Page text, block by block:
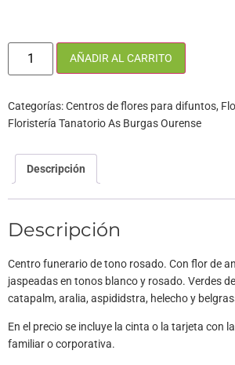
AÑADIR AL CARRITO
Categorías:Centros de flores para difuntos,
Floristería Tanatorio As Burgas Ourense
Descripción
Descripción
Centro funerario de tono rosado. Con flor de
jaspeadas en tonos blanco y rosado. Verdes
catapalm, aralia, aspididstra, helecho y
En el precio se incluye la cinta o la tarjeta con
familiar o corporativa.